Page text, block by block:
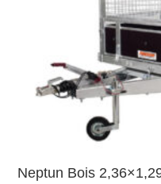
Neptun Bois